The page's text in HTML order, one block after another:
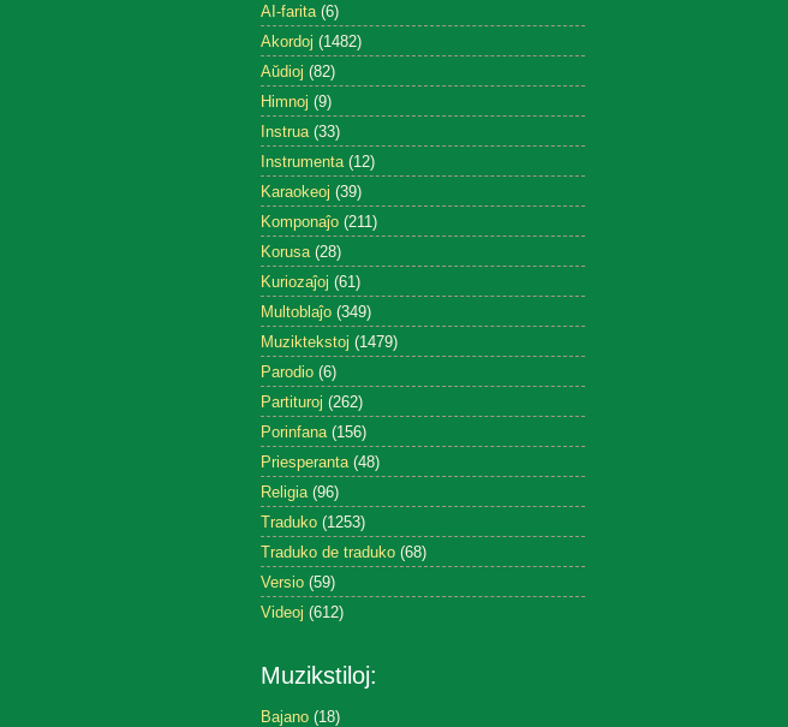
AI-farita (6)
Akordoj (1482)
Aŭdioj (82)
Himnoj (9)
Instrua (33)
Instrumenta (12)
Karaokeoj (39)
Komponaĵo (211)
Korusa (28)
Kuriozaĵoj (61)
Multoblaĵo (349)
Muziktekstoj (1479)
Parodio (6)
Partituroj (262)
Porinfana (156)
Priesperanta (48)
Religia (96)
Traduko (1253)
Traduko de traduko (68)
Versio (59)
Videoj (612)
Muzikstiloj:
Bajano (18)